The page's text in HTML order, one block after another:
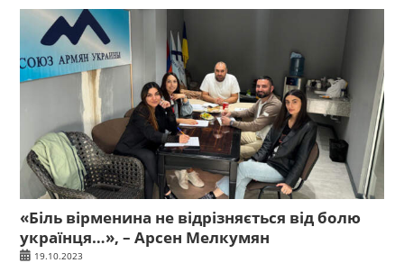
«Біль вірменина не відрізняється від болю
українця…», – Арсен Мелкумян
19.10.2023